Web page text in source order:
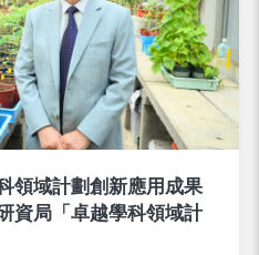
領域計劃創新應用成果
資局「卓越學科領域計